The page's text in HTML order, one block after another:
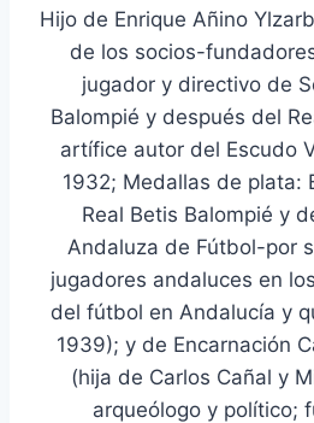
Hijo de Enrique Añino
de los socios-
jugador y directivo de
Balompié y después del
artífice autor del Escudo
1932; Medallas de plata:
Real Betis Balompié y
Andaluza de Fútbol-por
jugadores andaluces en
del fútbol en Andalucía y
1939); y de Encarnación
(hija de Carlos Cañal y
arqueólogo y político;